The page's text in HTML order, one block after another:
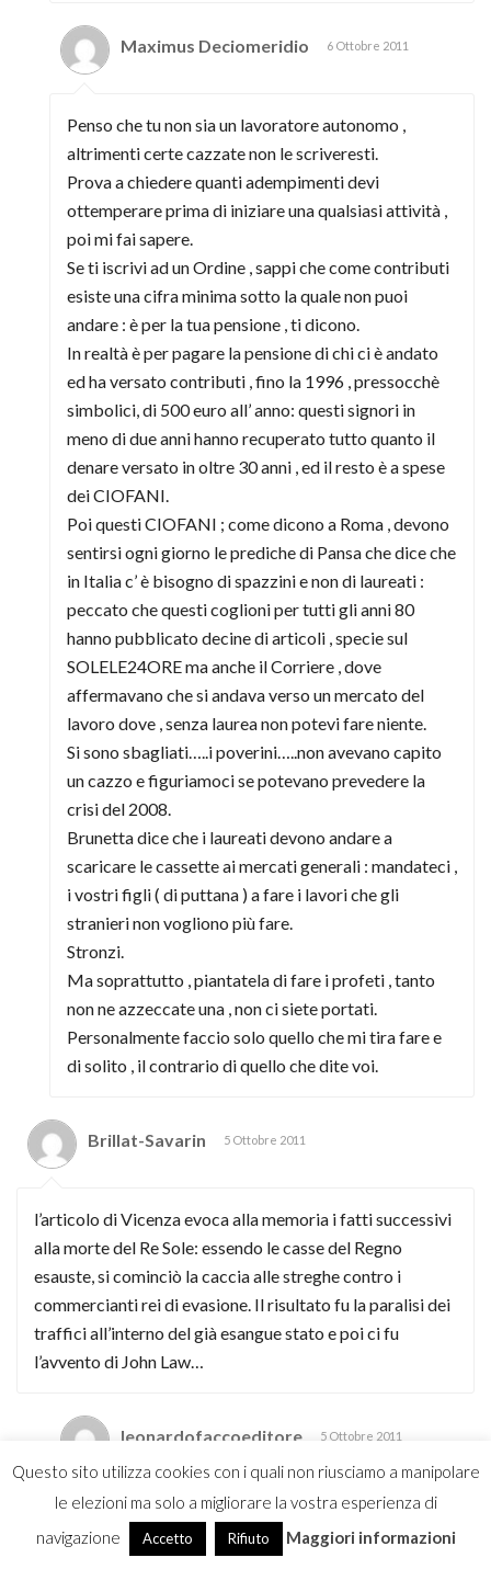
Maximus Deciomeridio 6 Ottobre 2011
Penso che tu non sia un lavoratore autonomo ,
altrimenti certe cazzate non le scriveresti.
Prova a chiedere quanti adempimenti devi
ottemperare prima di iniziare una qualsiasi attività ,
poi mi fai sapere.
Se ti iscrivi ad un Ordine , sappi che come contributi
esiste una cifra minima sotto la quale non puoi
andare : è per la tua pensione , ti dicono.
In realtà è per pagare la pensione di chi ci è andato
ed ha versato contributi , fino la 1996 , pressocchè
simbolici, di 500 euro all’ anno: questi signori in
meno di due anni hanno recuperato tutto quanto il
denare versato in oltre 30 anni , ed il resto è a spese
dei CIOFANI.
Poi questi CIOFANI ; come dicono a Roma , devono
sentirsi ogni giorno le prediche di Pansa che dice che
in Italia c’ è bisogno di spazzini e non di laureati :
peccato che questi coglioni per tutti gli anni 80
hanno pubblicato decine di articoli , specie sul
SOLELE24ORE ma anche il Corriere , dove
affermavano che si andava verso un mercato del
lavoro dove , senza laurea non potevi fare niente.
Si sono sbagliati…..i poverini…..non avevano capito
un cazzo e figuriamoci se potevano prevedere la
crisi del 2008.
Brunetta dice che i laureati devono andare a
scaricare le cassette ai mercati generali : mandateci ,
i vostri figli ( di puttana ) a fare i lavori che gli
stranieri non vogliono più fare.
Stronzi.
Ma soprattutto , piantatela di fare i profeti , tanto
non ne azzeccate una , non ci siete portati.
Personalmente faccio solo quello che mi tira fare e
di solito , il contrario di quello che dite voi.
Brillat-Savarin 5 Ottobre 2011
l’articolo di Vicenza evoca alla memoria i fatti successivi
alla morte del Re Sole: essendo le casse del Regno
esauste, si cominciò la caccia alle streghe contro i
commercianti rei di evasione. Il risultato fu la paralisi dei
traffici all’interno del già esangue stato e poi ci fu
l’avvento di John Law…
leonardofaccoeditore 5 Ottobre 2011
OTTIMO ESEMPIO
Questo sito utilizza cookies con i quali non riusciamo a manipolare
le elezioni ma solo a migliorare la vostra esperienza di
navigazione
Accetto Rifiuto Maggiori informazioni